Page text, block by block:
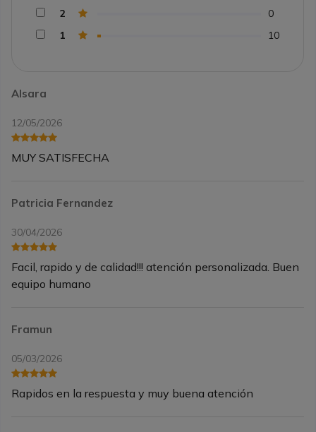
Alsara
12/05/2026
MUY SATISFECHA
Patricia Fernandez
30/04/2026
Facil, rapido y de calidad!!! atención personalizada. Buen
equipo humano
Framun
05/03/2026
Rapidos en la respuesta y muy buena atención
2
0
1
10